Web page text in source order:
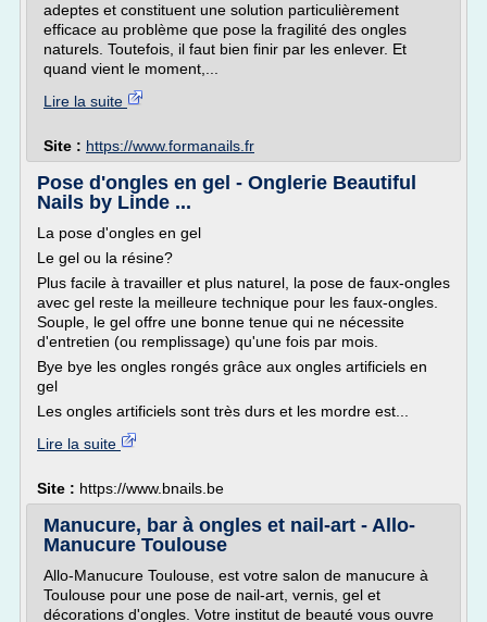
adeptes et constituent une solution particulièrement
efficace au problème que pose la fragilité des ongles
naturels. Toutefois, il faut bien finir par les enlever. Et
quand vient le moment,...
Lire la suite
Site : https://www.formanails.fr
Pose d'ongles en gel - Onglerie Beautiful
Nails by Linde ...
La pose d'ongles en gel
Le gel ou la résine?
Plus facile à travailler et plus naturel, la pose de faux-ongles
avec gel reste la meilleure technique pour les faux-ongles.
Souple, le gel offre une bonne tenue qui ne nécessite
d'entretien (ou remplissage) qu'une fois par mois.
Bye bye les ongles rongés grâce aux ongles artificiels en
gel
Les ongles artificiels sont très durs et les mordre est...
Lire la suite
Site : https://www.bnails.be
Manucure, bar à ongles et nail-art - Allo-
Manucure Toulouse
Allo-Manucure Toulouse, est votre salon de manucure à
Toulouse pour une pose de nail-art, vernis, gel et
décorations d'ongles. Votre institut de beauté vous ouvre